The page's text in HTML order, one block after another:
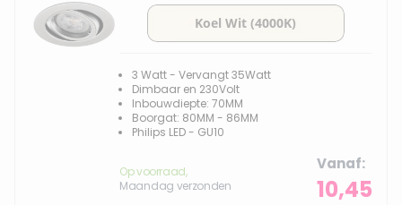
3 Watt - Vervangt 35Watt
Dimbaar en 230Volt
Inbouwdiepte: 70MM
Boorgat: 80MM - 86MM
Philips LED - GU10
Op voorraad,
Maandag verzonden
Vanaf
10,45